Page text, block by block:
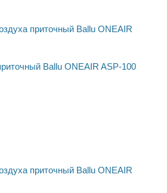
Ballu ONEAIR ASP-100